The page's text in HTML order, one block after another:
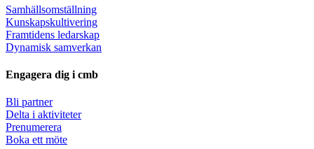
Samhällsomställning
Kunskapskultivering
Framtidens ledarskap
Dynamisk samverkan
Engagera dig i cmb
Bli partner
Delta i aktiviteter
Prenumerera
Boka ett möte